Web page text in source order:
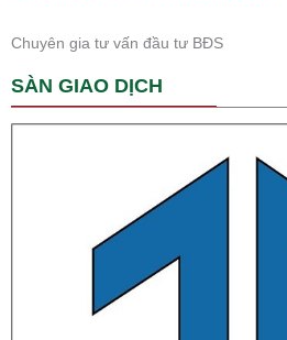
Chuyên gia tư vấn đầu tư BĐS
SÀN GIAO DỊCH